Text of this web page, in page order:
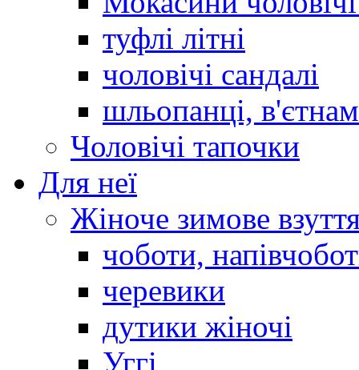
туфлі літні
чоловічі сандалі
шльопанці,
Чоловічі тапочки
Для неї
Жіноче зимове
чоботи,
черевики
дутики жіночі
Уггі